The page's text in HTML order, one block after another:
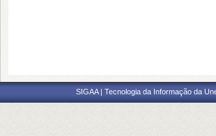
SIGAA | Tecnologia da Informação da